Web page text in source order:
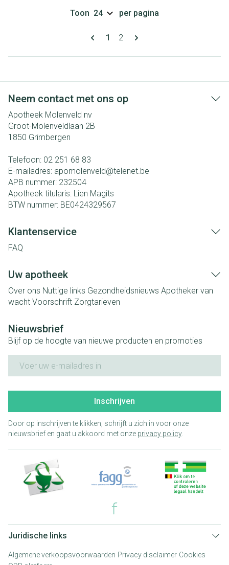
Pagina's
U lees momenteel pagina
1 Pagina
2
Toon per pagina
Neem contact met ons op
Apotheek Molenveld nv
Groot-Molenveldlaan 2B
1850 Grimbergen
Telefoon: 02 251 68 83
E-mailadres: apomolenveld@telenet.be
APB nummer: 232504
Apotheek titularis: Lien Magits
BTW nummer: BE0424329567
Klantenservice
FAQ
Uw apotheek
Over ons Nuttige links Gezondheidsnieuws Apotheker van
wacht Voorschrift Zorgtarieven
Nieuwsbrief
Blijf op de hoogte van nieuwe producten en promoties
Inschrijven
Door op inschrijven te klikken, schrijft u zich in voor onze
nieuwsbrief en gaat u akkoord met onze privacy policy.
Juridische links
Algemene verkoopsvoorwaarden Privacy disclaimer Cookies